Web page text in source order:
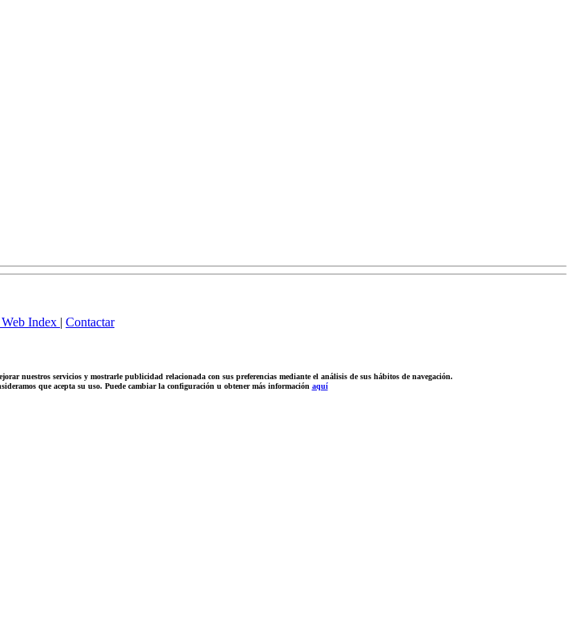
Index | Contactar
nuestros servicios y mostrarle publicidad relacionada con sus preferencias mediante el análisis de sus hábitos de navegación.
que acepta su uso. Puede cambiar la configuración u obtener más información aquí